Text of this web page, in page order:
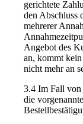
gerichtete
den Abschluss
mehrerer
Angebot des
an, kommt
nicht mehr an
3.4 Im Fall von
die